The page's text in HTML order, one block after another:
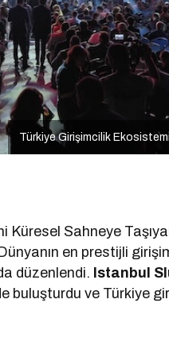
Türkiye Girişimcilik
Küresel Sahneye
en prestijli
düzenlendi. Istanbul
buluşturdu ve Türkiye